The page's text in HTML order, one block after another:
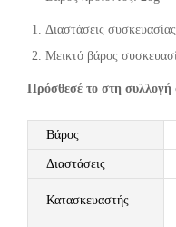
Διαστάσεις
Μεικτό βάρος
Πρόσθεσέ το στη συλλογή
Βάρος
Διαστάσεις
Κατασκευαστής